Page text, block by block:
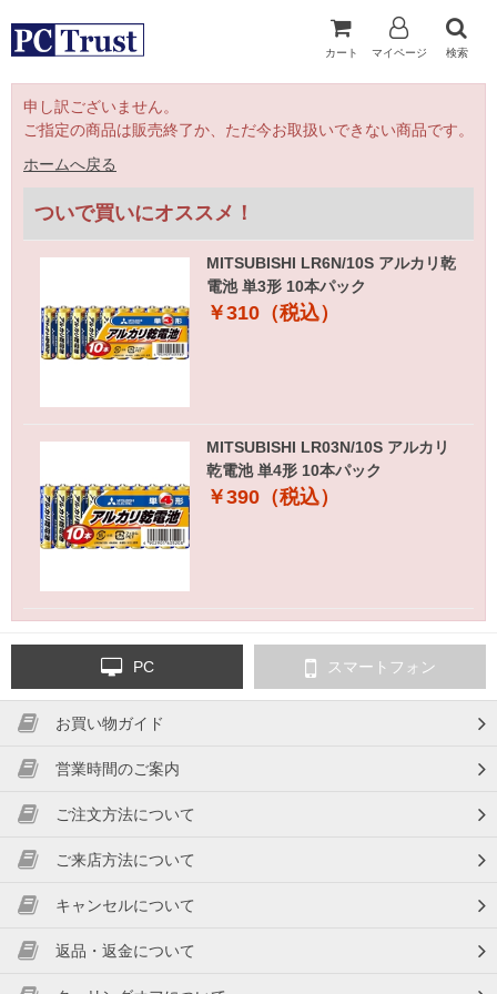
カート マイページ 検索
申し訳ございません。
ご指定の商品は販売終了か、ただ今お取扱いできない商品です。
ホームへ戻る
ついで買いにオススメ！
MITSUBISHI LR6N/10S アルカリ乾
電池 単3形 10本パック
￥310（税込）
MITSUBISHI LR03N/10S アルカリ
乾電池 単4形 10本パック
￥390（税込）
PC スマートフォン
お買い物ガイド
営業時間のご案内
ご注文方法について
ご来店方法について
キャンセルについて
返品・返金について